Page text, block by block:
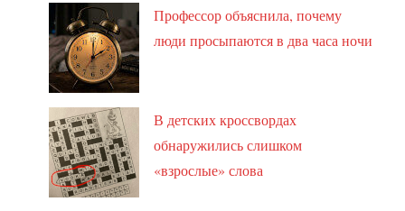
Профессор объяснила, почему
люди просыпаются в два часа ночи
В детских кроссвордах
обнаружились слишком
«взрослые» слова